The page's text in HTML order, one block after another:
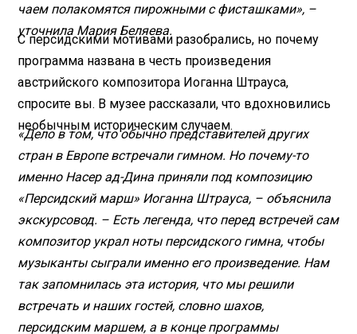
чаем полакомятся пирожными с фисташками», –
уточнила Мария Беляева.
С персидскими мотивами разобрались, но почему
программа названа в честь произведения
австрийского композитора Иоганна Штрауса,
спросите вы. В музее рассказали, что вдохновились
необычным историческим случаем.
«Дело в том, что обычно представителей других
стран в Европе встречали гимном. Но почему-то
именно Насер ад-Дина приняли под композицию
«Персидский марш» Иоганна Штрауса, – объяснила
экскурсовод. – Есть легенда, что перед встречей сам
композитор украл ноты персидского гимна, чтобы
музыканты сыграли именно его произведение. Нам
так запомнилась эта история, что мы решили
встречать и наших гостей, словно шахов,
персидским маршем, а в конце программы